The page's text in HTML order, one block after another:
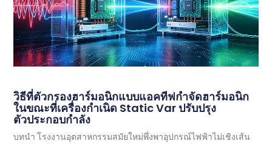
วิธีที่ตัวกรองฮาร์มอนิกแบบแอคทีฟกำจัดฮาร์มอนิก
ในขณะที่เครื่องกำเนิด Static Var ปรับปรุง
ตัวประกอบกำลัง
บทนำ โรงงานอุตสาหกรรมสมัยใหม่พึ่งพาอุปกรณ์ไฟฟ้าไม่เชิงเส้น